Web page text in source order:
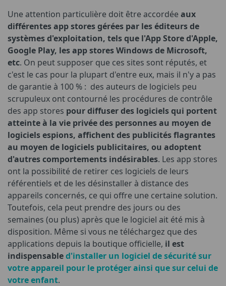
Une attention particulière doit être accordée aux
différentes app stores gérées par les éditeurs de
systèmes d'exploitation, tels que l'App Store d'Apple,
Google Play, les app stores Windows de Microsoft,
etc. On peut supposer que ces sites sont réputés, et
c'est le cas pour la plupart d'entre eux, mais il n'y a pas
de garantie à 100 % : des auteurs de logiciels peu
scrupuleux ont contourné les procédures de contrôle
des app stores pour diffuser des logiciels qui portent
atteinte à la vie privée des personnes au moyen de
logiciels espions, affichent des publicités flagrantes
au moyen de logiciels publicitaires, ou adoptent
d'autres comportements indésirables. Les app stores
ont la possibilité de retirer ces logiciels de leurs
référentiels et de les désinstaller à distance des
appareils concernés, ce qui offre une certaine solution.
Toutefois, cela peut prendre des jours ou des
semaines (ou plus) après que le logiciel ait été mis à
disposition. Même si vous ne téléchargez que des
applications depuis la boutique officielle, il est
indispensabled'installer un logiciel de sécurité sur
votre appareil pour le protéger ainsi que sur celui de
votre enfant.